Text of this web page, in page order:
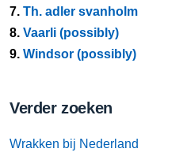
7. Th. adler svanholm
8. Vaarli (possibly)
9. Windsor (possibly)
Verder zoeken
Wrakken bij Nederland